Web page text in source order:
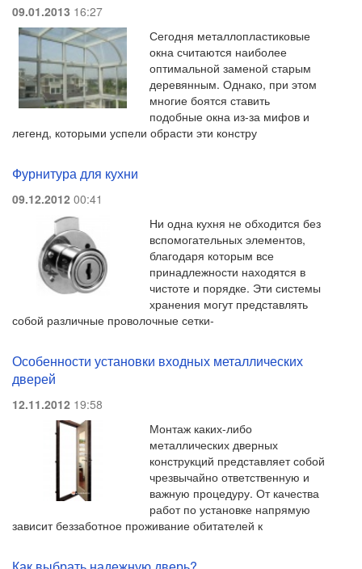
09.01.2013 16:27
Сегодня металлопластиковые
окна считаются наиболее
оптимальной заменой старым
деревянным. Однако, при этом
многие боятся ставить
подобные окна из-за мифов и
легенд, которыми успели обрасти эти констру
Фурнитура для кухни
09.12.2012 00:41
Ни одна кухня не обходится без
вспомогательных элементов,
благодаря которым все
принадлежности находятся в
чистоте и порядке. Эти системы
хранения могут представлять
собой различные проволочные сетки-
Особенности установки входных металлических
дверей
12.11.2012 19:58
Монтаж каких-либо
металлических дверных
конструкций представляет собой
чрезвычайно ответственную и
важную процедуру. От качества
работ по установке напрямую
зависит беззаботное проживание обитателей к